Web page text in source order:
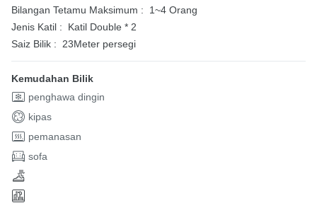
Bilangan Tetamu Maksimum :
1~4 Orang
Jenis Katil :
Katil Double * 2
Saiz Bilik :
23Meter persegi
Kemudahan Bilik
penghawa dingin
kipas
pemanasan
sofa